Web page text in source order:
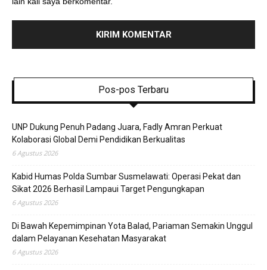
Pos-pos Terbaru
UNP Dukung Penuh Padang Juara, Fadly Amran Perkuat
Kolaborasi Global Demi Pendidikan Berkualitas
6 Agustus 2026
Kabid Humas Polda Sumbar Susmelawati: Operasi Pekat dan
Sikat 2026 Berhasil Lampaui Target Pengungkapan
6 Agustus 2026
Di Bawah Kepemimpinan Yota Balad, Pariaman Semakin Unggul
dalam Pelayanan Kesehatan Masyarakat
6 Agustus 2026